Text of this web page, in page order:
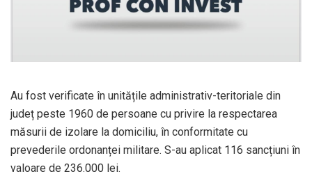
Au fost verificate în unitățile administrativ-teritoriale din
județ peste 1960 de persoane cu privire la respectarea
măsurii de izolare la domiciliu, în conformitate cu
prevederile ordonanței militare. S-au aplicat 116 sancțiuni în
valoare de 236.000 lei.